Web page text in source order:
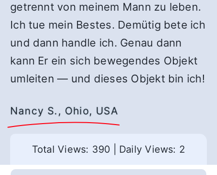
getrennt von meinem Mann zu leben.
Ich tue mein Bestes. Demütig bete ich
und dann handle ich. Genau dann
kann Er ein sich bewegendes Objekt
umleiten — und dieses Objekt bin ich!
Nancy S., Ohio, USA
Total Views: 390 Daily Views: 2